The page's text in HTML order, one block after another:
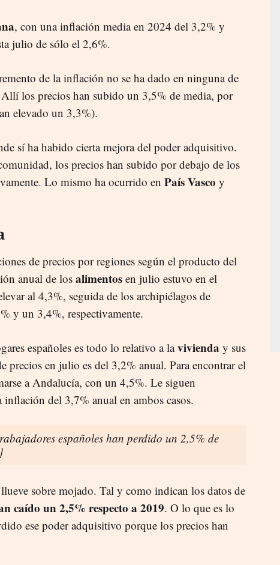
, con una inflación media en 2024 del 3,2% y
julio de sólo el 2,6%.
de la inflación no se ha dado en ninguna de
los precios han subido un 3,5% de media, por
elevado un 3,3%).
sí ha habido cierta mejora del poder adquisitivo.
los precios han subido por debajo de los
Lo mismo ha ocurrido en País Vasco y
de precios por regiones según el producto del
anual de los alimentos en julio estuvo en el
al 4,3%, seguida de los archipiélagos de
y un 3,4%, respectivamente.
españoles es todo lo relativo a lavivienda y sus
precios en julio es del 3,2% anual. Para encontrar el
a Andalucía, con un 4,5%. Le siguen
del 3,7% anual en ambos casos.
españoles han perdido un 2,5% de
sobre mojado. Tal y como indican los datos de
caído un 2,5% respecto a 2019. O lo que es lo
ese poder adquisitivo porque los precios han